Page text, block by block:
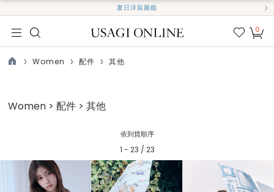
夏日洋裝圖鑑
我的
0
Women 配件 其他
Women > 配件 > 其他
依到貨順序
1 - 23 / 23